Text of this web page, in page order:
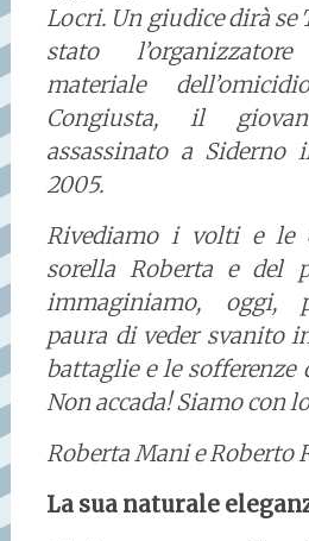
Locri. Un giudice dirà se
stato
materiale
Congiusta, il
assassinato a Siderno
2005.
Rivediamo i volti e le
sorella Roberta e del
immaginiamo, oggi,
paura di veder svanito
battaglie e le
Non accada! Siamo con
Roberta Mani e Roberto
La sua naturale